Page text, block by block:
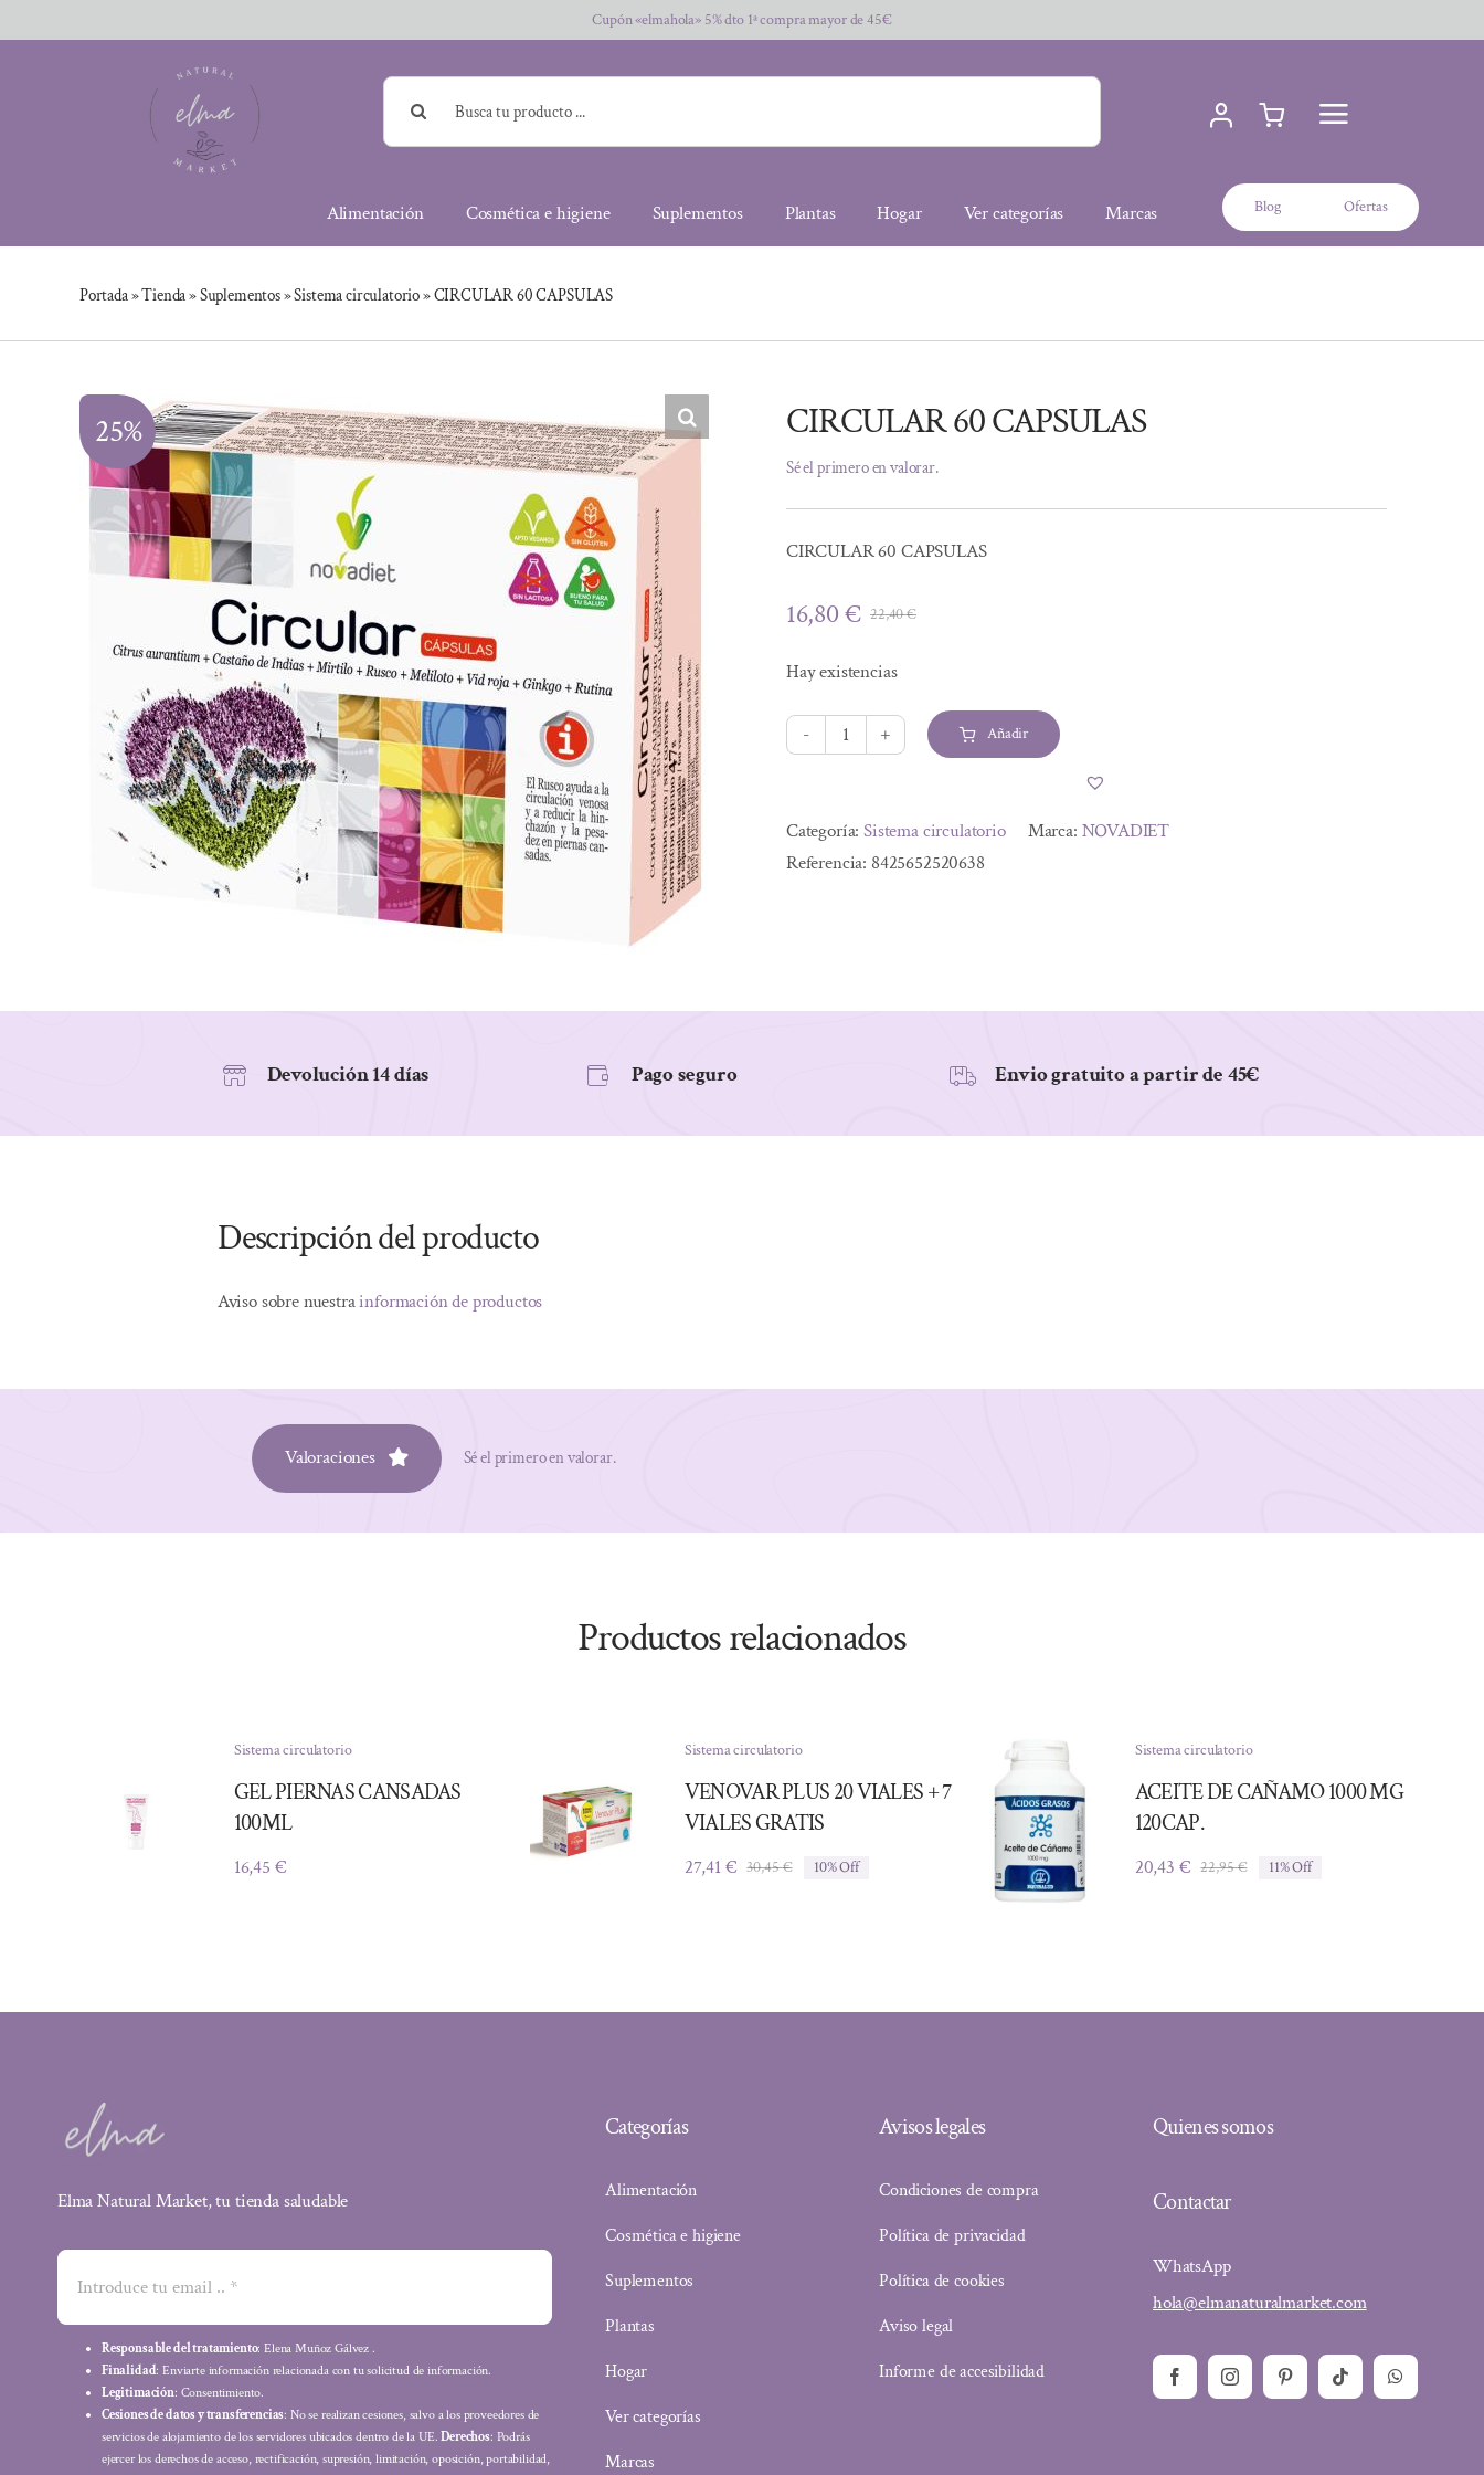
al
Cupón «elmahola» 5% dto 1ª compra mayor de 45€
Buscar:
Alimentación Cosmética e higiene Suplementos Plantas Hogar Ver categorías Marcas Blog Ofertas
Portada»Tienda»Suplementos»Sistema circulatorio»CIRCULAR 60 CAPSULAS
25% CIRCULAR 60 CAPSULAS
Sé el primero en valorar.
CIRCULAR 60 CAPSULAS
22,40€El
era:
22,40 €.
16,80€
El
es:
16,80 €.
Hay existencias
CIRCULAR
cantidad
Añadir
Categoría:Sistema circulatorio Marca: NOVADIET
Referencia: 8425652520638
Devolución 14 días Pago seguro Envio gratuito a partir de 45€
Descripción del producto
Aviso sobre nuestrainformación de productos
Valoraciones Sé el primero en valorar.
Productos relacionados
Sistema circulatorio
GEL PIERNAS CANSADAS
100ML
16,45 €
Sistema circulatorio
VENOVAR PLUS 20 VIALES + 7
VIALES GRATIS
30,45€El
27,41€
El
10% Off
Sistema circulatorio
ACEITE DE CAÑAMO 1000 MG
120CAP.
22,95€El
20,43 €
El
11% Off
Elma Natural Market, tu tienda saludable
Responsable del tratamiento: Elena Muñoz Gálvez .
Finalidad: Enviarte información relacionada con tu solicitud de información.
Legitimación: Consentimiento.
Cesiones de datos y transferencias: No se realizan cesiones, salvo a los proveedores de
servicios de alojamiento de los servidores ubicados dentro de la UE.Derechos: Podrás
ejercer los derechos de acceso, rectificación, supresión, limitación, oposición, portabilidad,
Categorías
Alimentación
Cosmética e higiene
Suplementos
Plantas
Hogar
Ver categorías
Marcas
Avisos legales
Condiciones de compra
Política de privacidad
Política de cookies
Aviso legal
Informe de accesibilidad
Quienes somos
Contactar
WhatsApp
hola@elmanaturalmarket.com